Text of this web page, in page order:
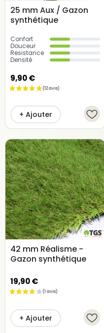
25 mm Aux / Gazon
synthétique
Confort
Douceur
Resistance
Densité
9,90 €
+ Ajouter
42 mm Réalisme -
Gazon synthétique
19,90 €
+ Ajouter